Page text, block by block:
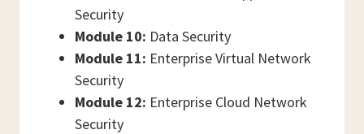
Security
Module 10: Data Security
Module 11: Enterprise Virtual Network
Security
Module 12: Enterprise Cloud Network
Security